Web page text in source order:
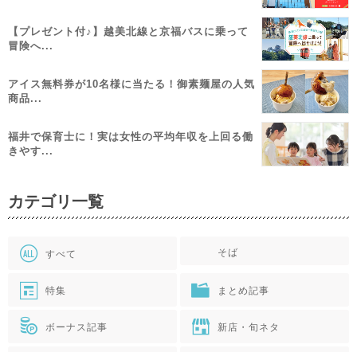
【プレゼント付♪】越美北線と京福バスに乗って
冒険へ...
アイス無料券が10名様に当たる！御素麺屋の人気
商品...
福井で保育士に！実は女性の平均年収を上回る働
きやす...
カテゴリ一覧
すべて そば
特集 まとめ記事
ボーナス記事 新店・旬ネタ